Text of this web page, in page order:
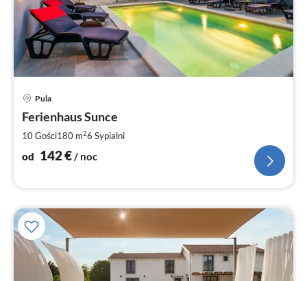
Pula
Ferienhaus Sunce
10 Gości180 m26 Sypialni
od 142€/ noc